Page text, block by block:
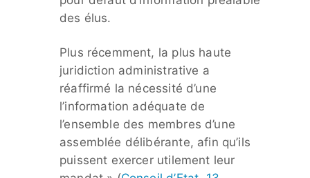
des élus.
Plus récemment, la plus haute
juridiction administrative a
réaffirmé la nécessité d’une
l’information adéquate de
l’ensemble des membres d’une
assemblée délibérante, afin qu’ils
puissent exercer utilement leur